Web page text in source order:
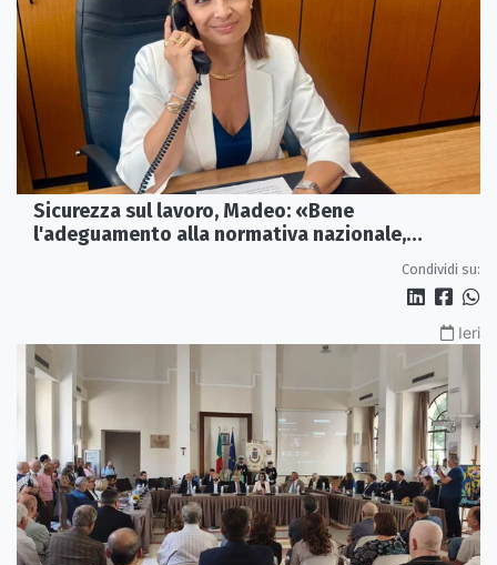
Sicurezza sul lavoro, Madeo: «Bene
l'adeguamento alla normativa nazionale,
Condividi su:
Ieri